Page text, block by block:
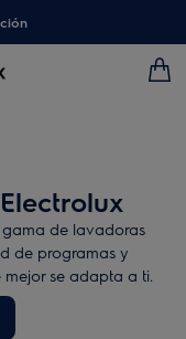
de lavadoras
de programas y
mejor se adapta a ti.